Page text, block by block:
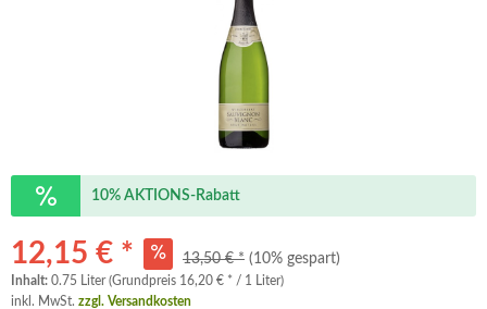
10% AKTIONS-Rabatt
12,15 € * 13,50 € * (10% gespart)
Inhalt: 0.75 Liter (Grundpreis 16,20 € * / 1 Liter)
inkl. MwSt. zzgl. Versandkosten